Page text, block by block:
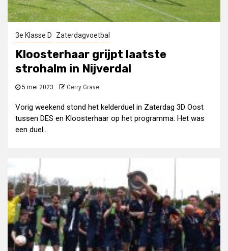
3e Klasse D Zaterdagvoetbal
Kloosterhaar grijpt laatste
strohalm in Nijverdal
5 mei 2023 Gerry Grave
Vorig weekend stond het kelderduel in Zaterdag 3D Oost
tussen DES en Kloosterhaar op het programma. Het was
een duel...